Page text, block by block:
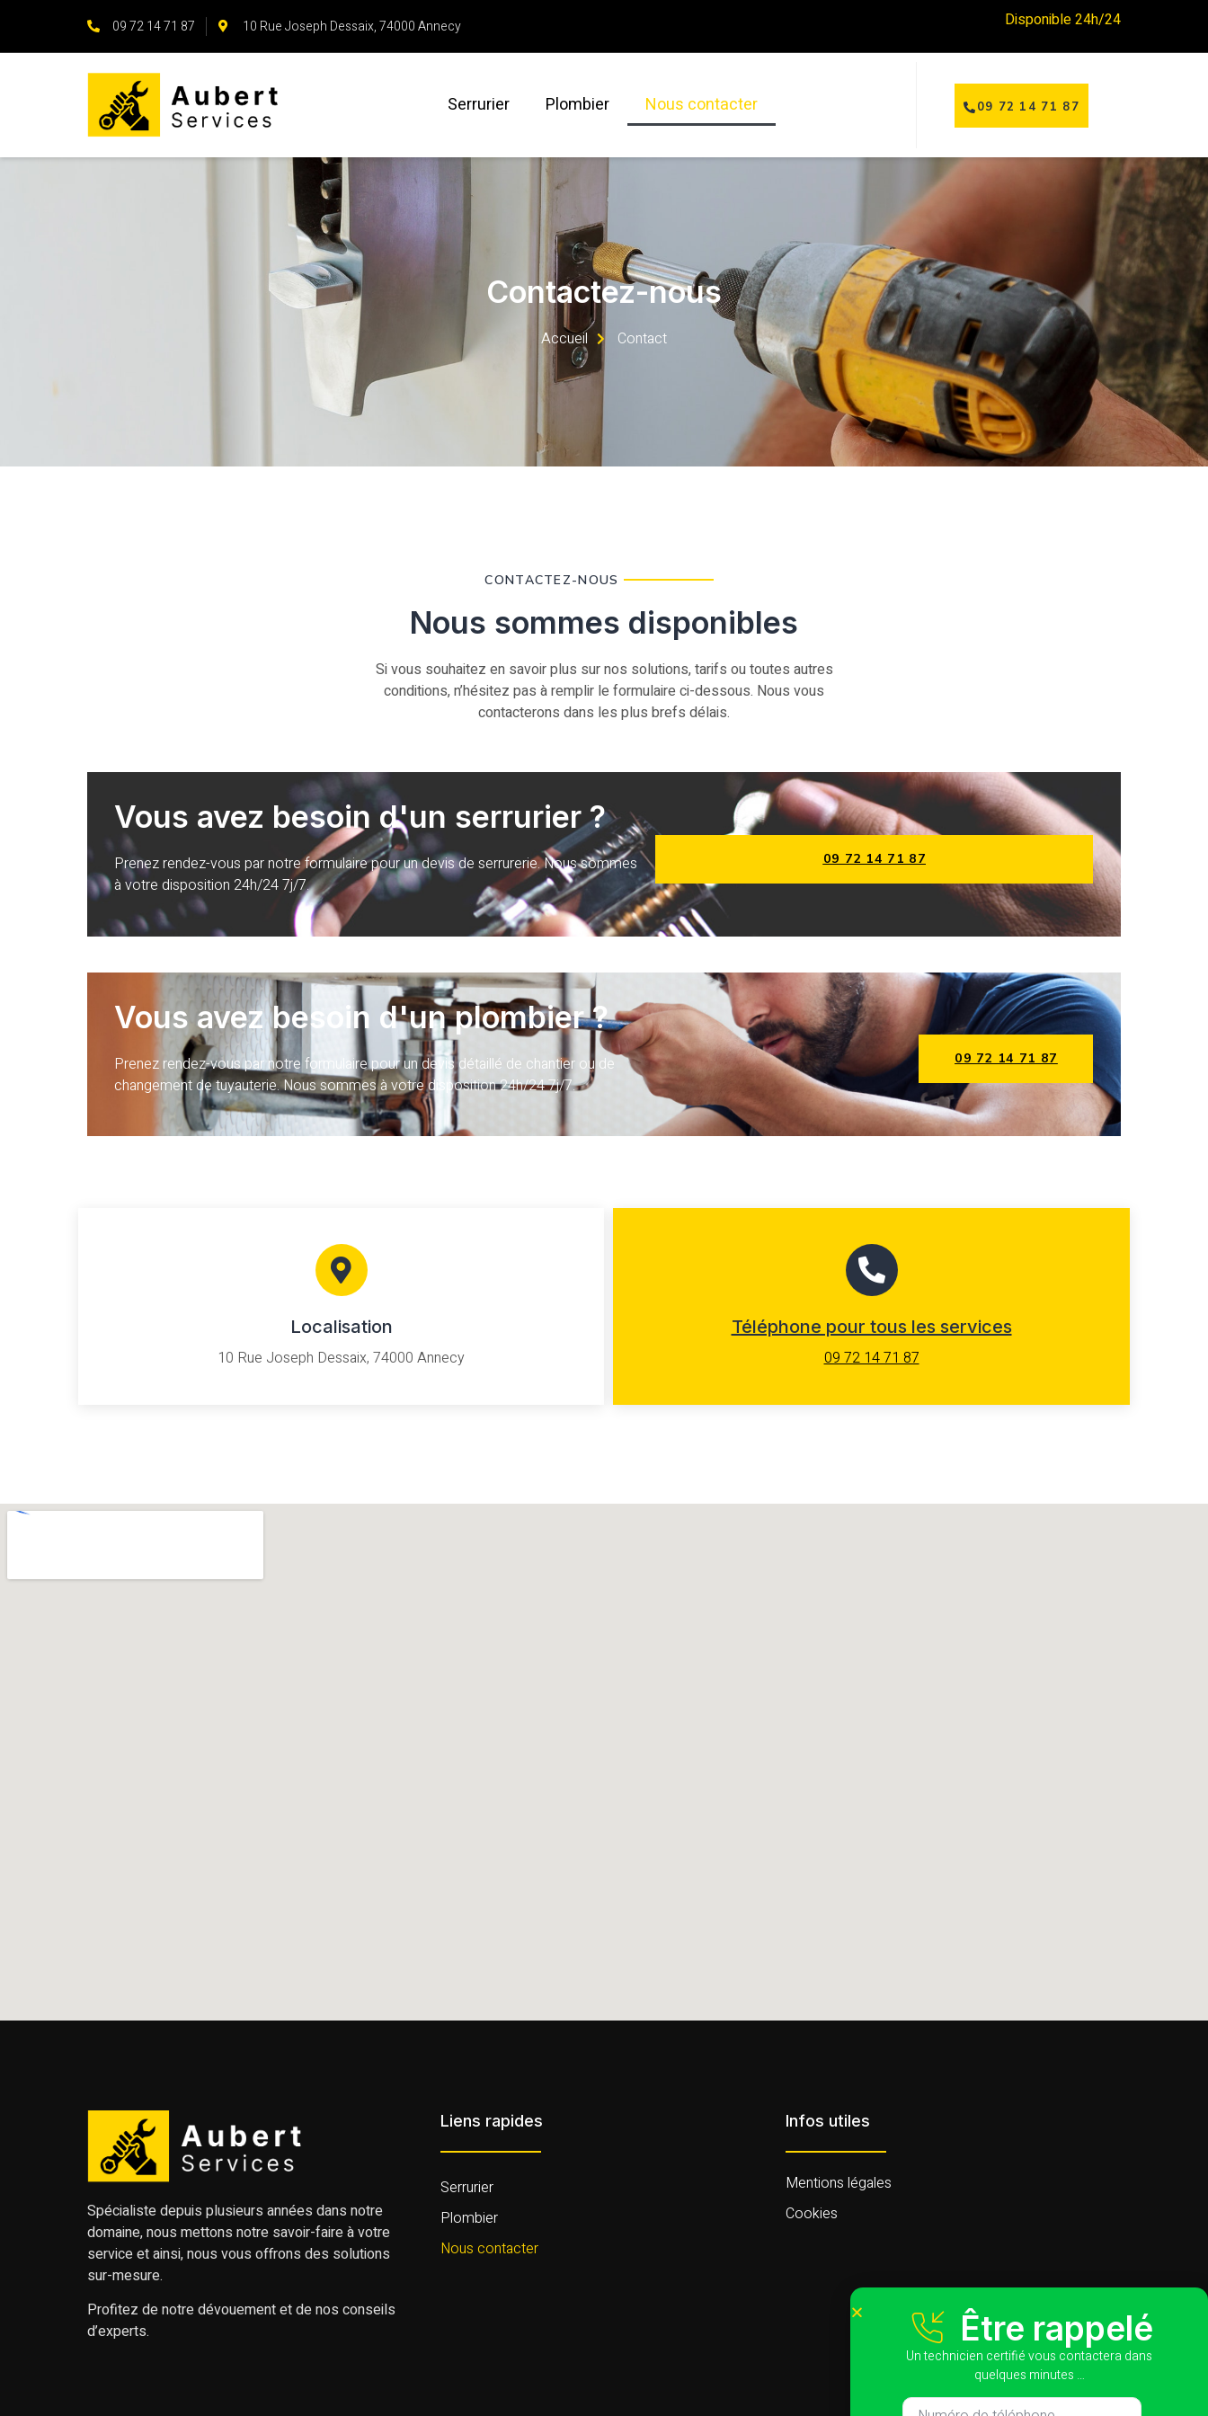
09 72 14 71 87 10 Rue Joseph Dessaix, 74000 Annecy Disponible 24h/24
Serrurier Plombier Nous contacter 09 72 14 71 87
Contactez-nous
Accueil Contact
CONTACTEZ-NOUS
Nous sommes disponibles
Si vous souhaitez en savoir plus sur nos solutions, tarifs ou toutes autres
conditions, n’hésitez pas à remplir le formulaire ci-dessous. Nous vous
contacterons dans les plus brefs délais.
Vous avez besoin d'un serrurier ?
Prenez rendez-vous par notre formulaire pour un devis de serrurerie. Nous sommes
à votre disposition 24h/24 7j/7.
09 72 14 71 87
Vous avez besoin d'un plombier ?
Prenez rendez-vous par notre formulaire pour un devis détaillé de chantier ou de
changement de tuyauterie. Nous sommes à votre disposition 24h/24 7j/7.
09 72 14 71 87
Localisation
10 Rue Joseph Dessaix, 74000 Annecy
Téléphone pour tous les services
09 72 14 71 87
Spécialiste depuis plusieurs années dans notre
domaine, nous mettons notre savoir-faire à votre
service et ainsi, nous vous offrons des solutions
sur-mesure.
Profitez de notre dévouement et de nos conseils
d’experts.
Liens rapides
Serrurier
Plombier
Nous contacter
Infos utiles
Mentions légales
Cookies
Être rappelé
Un technicien certifié vous contactera dans
quelques minutes …